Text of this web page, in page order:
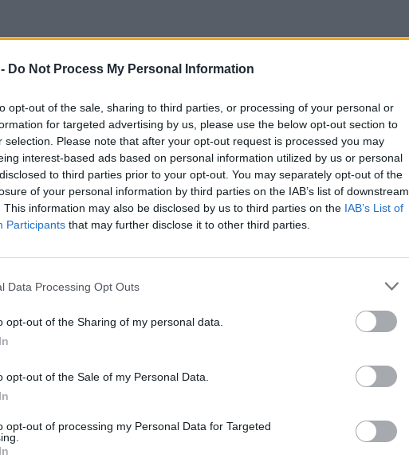
Do Not Process My Personal Information
opt-out of the sale, sharing to third parties, or processing of your personal or
for targeted advertising by us, please use the below opt-out section to
selection. Please note that after your opt-out request is processed you may
interest-based ads based on personal information utilized by us or personal
to third parties prior to your opt-out. You may separately opt-out of the
of your personal information by third parties on the IAB’s list of downstream
This information may also be disclosed by us to third parties on the IAB’s List of
Participants that may further disclose it to other third parties.
Data Processing Opt Outs
opt-out of the Sharing of my personal data.
opt-out of the Sale of my Personal Data.
opt-out of processing my Personal Data for Targeted
40 osób
UPA nawiązał do AK
granicę”
policja i OTOZ Animals
"Nie chciał żebyśmy wyszli". FRAGMENT KSIĄŻKI
posiedzenie
partii III RP
własne sukcesy?
od graczy
rachunek za prąd